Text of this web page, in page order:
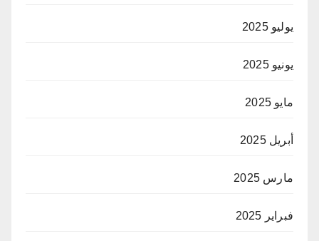
يوليو 2025
يونيو 2025
مايو 2025
أبريل 2025
مارس 2025
فبراير 2025